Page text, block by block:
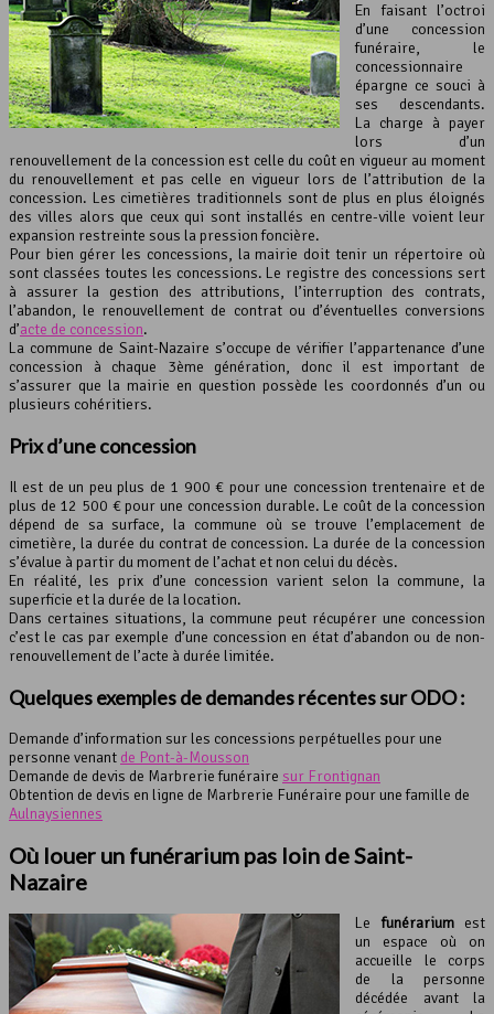
En faisant l’octroi
d’une concession
funéraire, le
concessionnaire
épargne ce souci à
ses descendants.
La charge à payer
lors d’un
renouvellement de la concession est celle du coût en vigueur au moment
du renouvellement et pas celle en vigueur lors de l’attribution de la
concession. Les cimetières traditionnels sont de plus en plus éloignés
des villes alors que ceux qui sont installés en centre-ville voient leur
expansion restreinte sous la pression foncière.
Pour bien gérer les concessions, la mairie doit tenir un répertoire où
sont classées toutes les concessions. Le registre des concessions sert
à assurer la gestion des attributions, l’interruption des contrats,
l’abandon, le renouvellement de contrat ou d’éventuelles conversions
d’acte de concession.
La commune de Saint-Nazaire s’occupe de vérifier l’appartenance d’une
concession à chaque 3ème génération, donc il est important de
s’assurer que la mairie en question possède les coordonnés d’un ou
plusieurs cohéritiers.
Prix d’une concession
Il est de un peu plus de 1 900 € pour une concession trentenaire et de
plus de 12 500 € pour une concession durable. Le coût de la concession
dépend de sa surface, la commune où se trouve l’emplacement de
cimetière, la durée du contrat de concession. La durée de la concession
s’évalue à partir du moment de l’achat et non celui du décès.
En réalité, les prix d’une concession varient selon la commune, la
superficie et la durée de la location.
Dans certaines situations, la commune peut récupérer une concession
c’est le cas par exemple d’une concession en état d’abandon ou de non-
renouvellement de l’acte à durée limitée.
Quelques exemples de demandes récentes sur ODO :
Demande d’information sur les concessions perpétuelles pour une
personne venant de Pont-à-Mousson
Demande de devis de Marbrerie funéraire sur Frontignan
Obtention de devis en ligne de Marbrerie Funéraire pour une famille de
Aulnaysiennes
Où louer un funérarium pas loin de Saint-
Nazaire
Lefunérarium est
un espace où on
accueille le corps
de la personne
décédée avant la